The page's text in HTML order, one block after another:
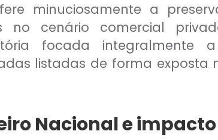
minuciosamente a
no cenário comercial
focada integralmente
listadas de forma
Nacional e